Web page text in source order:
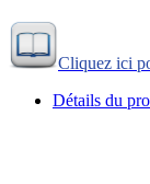
Cliquez ici
Détails du